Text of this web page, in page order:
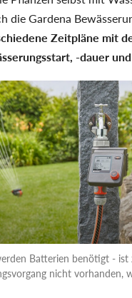
die Gardena
Zeitpläne mit
-dauer
Batterien benötigt -
nicht vorhanden,